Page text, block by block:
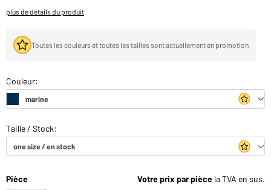
plus de détails du produit
Toutes les couleurs et toutes les tailles sont actuellement en promotion
Pièce Votre prix par pièce la TVA en sus.